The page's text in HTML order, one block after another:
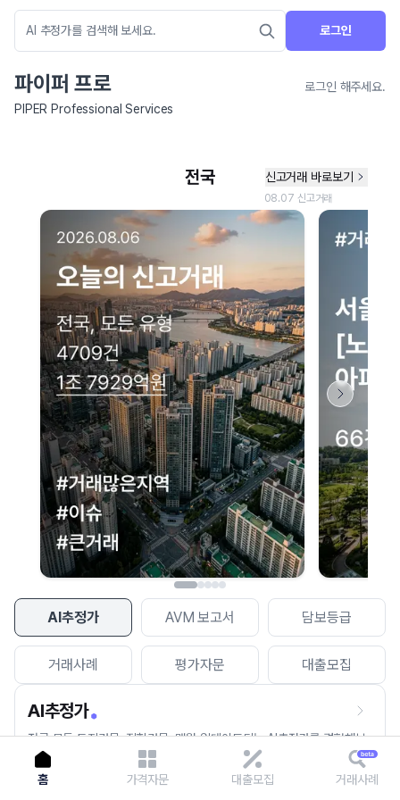
로그인
파이퍼 프로
로그인 해주세요.
PIPER Professional Services
AI추정가 AVM 보고서 담보등급
거래사례 평가자문 대출모집
AI추정가
전국 모든 토지건물, 집합건물, 매월 업데이트되는 AI추정가를 경험해보
세요.
네이버 지도 연결 안내
현재 네이버 지도 연결이 원활하지 않아 지도를 불러올 수 없습니다.
이용에 불편을 드려 죄송합니다.
다시 시도
홈 가격자문 대출모집 거래사례